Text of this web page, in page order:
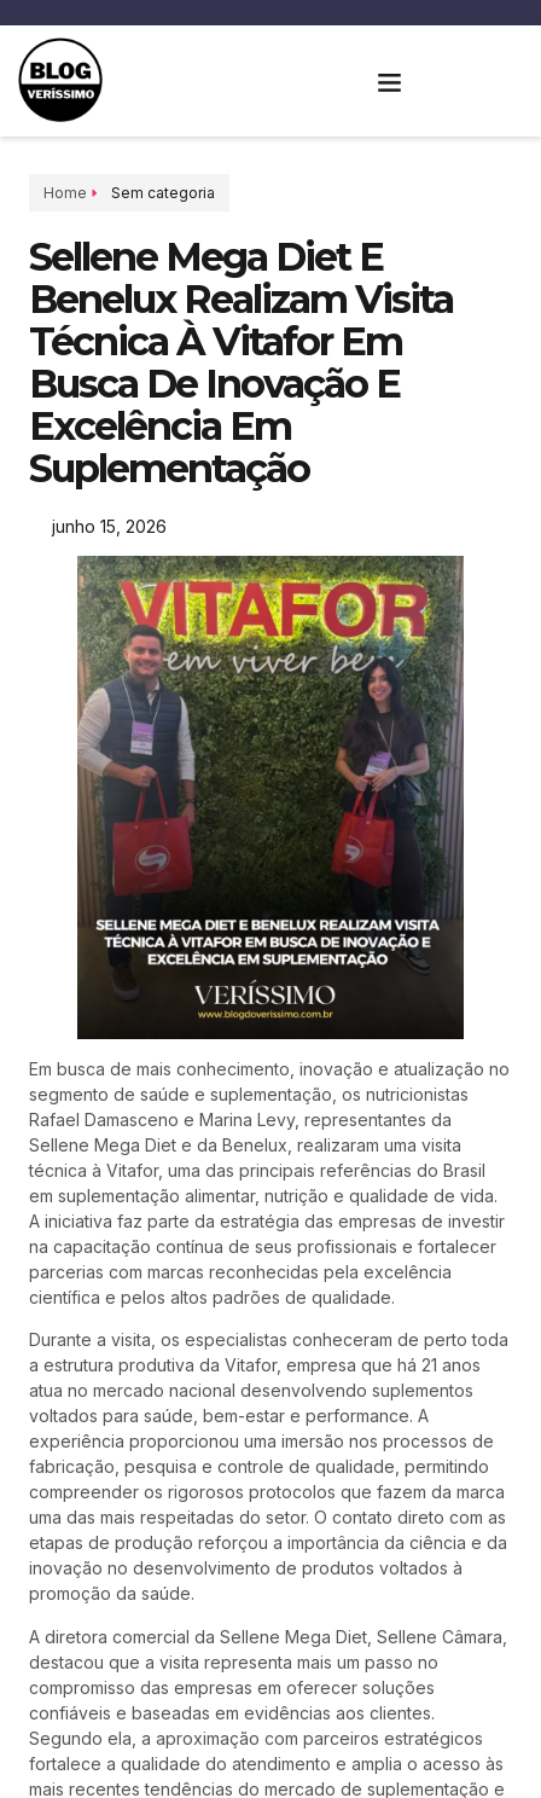
Home Sem categoria
Sellene Mega Diet E
Benelux Realizam Visita
Técnica À Vitafor Em
Busca De Inovação E
Excelência Em
Suplementação
junho 15, 2026
Em busca de mais conhecimento, inovação e atualização no
segmento de saúde e suplementação, os nutricionistas
Rafael Damasceno e Marina Levy, representantes da
Sellene Mega Diet e da Benelux, realizaram uma visita
técnica à Vitafor, uma das principais referências do Brasil
em suplementação alimentar, nutrição e qualidade de vida.
A iniciativa faz parte da estratégia das empresas de investir
na capacitação contínua de seus profissionais e fortalecer
parcerias com marcas reconhecidas pela excelência
científica e pelos altos padrões de qualidade.
Durante a visita, os especialistas conheceram de perto toda
a estrutura produtiva da Vitafor, empresa que há 21 anos
atua no mercado nacional desenvolvendo suplementos
voltados para saúde, bem-estar e performance. A
experiência proporcionou uma imersão nos processos de
fabricação, pesquisa e controle de qualidade, permitindo
compreender os rigorosos protocolos que fazem da marca
uma das mais respeitadas do setor. O contato direto com as
etapas de produção reforçou a importância da ciência e da
inovação no desenvolvimento de produtos voltados à
promoção da saúde.
A diretora comercial da Sellene Mega Diet, Sellene Câmara,
destacou que a visita representa mais um passo no
compromisso das empresas em oferecer soluções
confiáveis e baseadas em evidências aos clientes.
Segundo ela, a aproximação com parceiros estratégicos
fortalece a qualidade do atendimento e amplia o acesso às
mais recentes tendências do mercado de suplementação e